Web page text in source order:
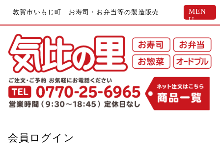
敦賀市いもじ町 お寿司・お弁当等の製造販売
MEN
U
会員ログイン